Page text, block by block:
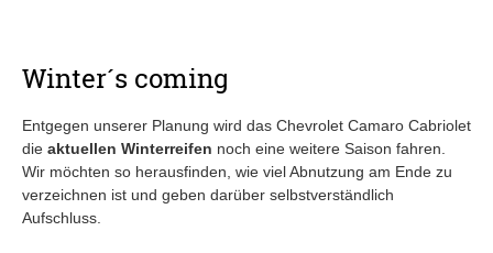
Winter´s coming
Entgegen unserer Planung wird das Chevrolet Camaro Cabriolet
die aktuellen Winterreifen noch eine weitere Saison fahren.
Wir möchten so herausfinden, wie viel Abnutzung am Ende zu
verzeichnen ist und geben darüber selbstverständlich
Aufschluss.